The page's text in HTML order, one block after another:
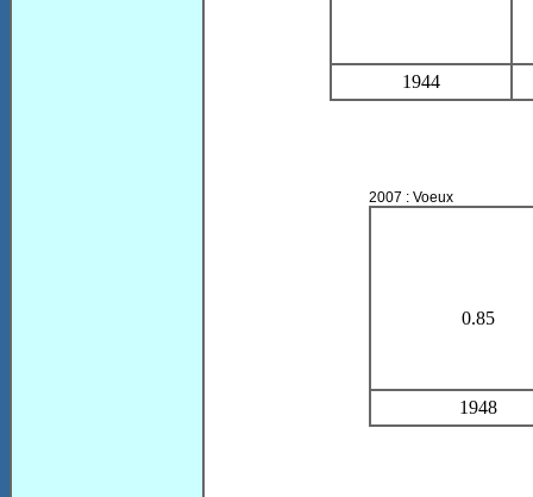
1944
2007 : Voeux
0.85
1948